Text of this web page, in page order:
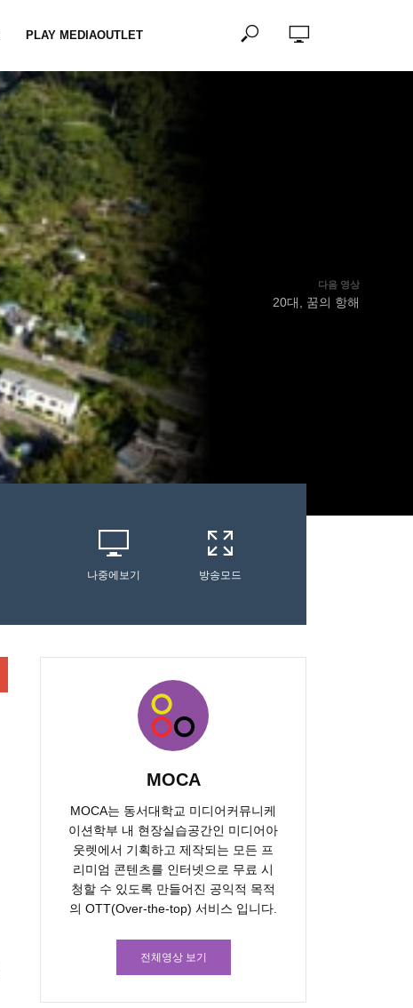
PLAY MEDIAOUTLET
다음 영상
20대, 꿈의 항해
나중에보기 방송모드
MOCA
MOCA는 동서대학교 미디어커뮤니케
이션학부 내 현장실습공간인 미디어아
웃렛에서 기획하고 제작되는 모든 프
리미엄 콘텐츠를 인터넷으로 무료 시
청할 수 있도록 만들어진 공익적 목적
의 OTT(Over-the-top) 서비스 입니다.
전체영상 보기